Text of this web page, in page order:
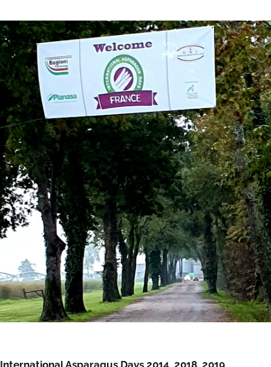
International Asparagus Days 2014, 2018, 2019